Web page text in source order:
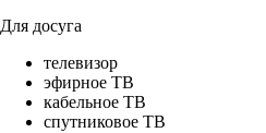
Для досуга
телевизор
эфирное ТВ
кабельное ТВ
спутниковое ТВ